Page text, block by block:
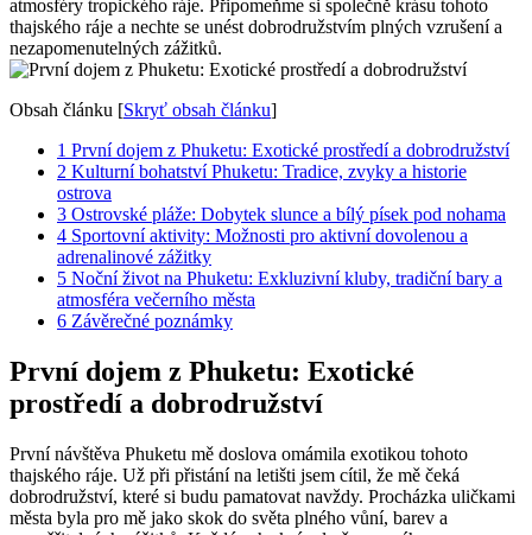
atmosféry tropického ráje. Připomeňme ‌si společně krásu tohoto
thajského ráje a nechte se unést dobrodružstvím plných vzrušení a⁤
nezapomenutelných zážitků.
Obsah článku [Skryť obsah článku]
1 První dojem z Phuketu: Exotické prostředí a dobrodružství
2 Kulturní bohatství Phuketu: Tradice, zvyky a historie
ostrova
3 Ostrovské pláže: Dobytek slunce a bílý písek ‌pod nohama
4 Sportovní aktivity: Možnosti pro aktivní⁤ dovolenou a
adrenalinové zážitky
5 Noční život na Phuketu: Exkluzivní kluby, tradiční bary a‍
atmosféra večerního města
6 Závěrečné⁣ poznámky
První dojem z Phuketu: Exotické
prostředí a dobrodružství
První návštěva ⁣Phuketu mě doslova omámila exotikou ⁢tohoto
thajského ráje. Už při přistání na letišti‌ jsem ‍cítil, ​že ​mě čeká
dobrodružství, které si budu pamatovat navždy. Procházka uličkami
města byla pro mě jako skok ⁤do​ světa plného vůní,⁣ barev a‍